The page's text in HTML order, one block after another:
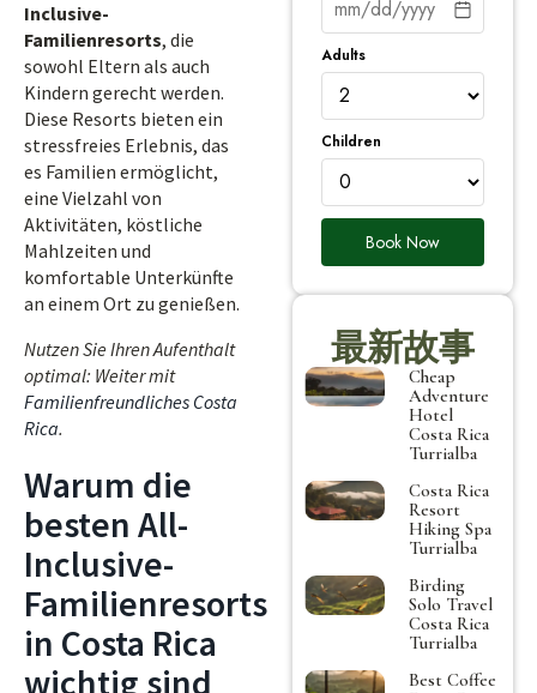
Inclusive-
Familienresorts, die
sowohl Eltern als auch
Kindern gerecht werden.
Diese Resorts bieten ein
stressfreies Erlebnis, das
es Familien ermöglicht,
eine Vielzahl von
Aktivitäten, köstliche
Mahlzeiten und
komfortable Unterkünfte
an einem Ort zu genießen.
Nutzen Sie Ihren Aufenthalt
optimal: Weiter mit
Familienfreundliches Costa
Rica.
Warum die
besten All-
Inclusive-
Familienresorts
in Costa Rica
wichtig sind
Adults
Children
Book Now
最新故事
Cheap
Adventure
Hotel
Costa Rica
Turrialba
Costa Rica
Resort
Hiking Spa
Turrialba
Birding
Solo Travel
Costa Rica
Turrialba
Best Coffee